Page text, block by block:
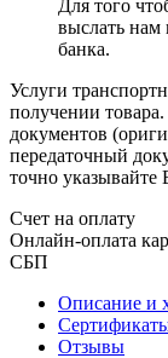
Для того
выслать нам
банка.
Услуги
получении
документов
передаточный
точно указывайте
Счет на оплату
Онлайн-оплата
СБП
Описание и
Отзывы